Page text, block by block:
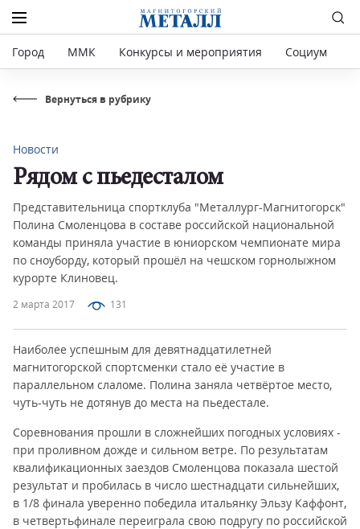
Город ММК Конкурсы и мероприятия Социум
Вернуться в рубрику
2 марта 2017 131
Новости
Рядом с пьедесталом
Представительница спортклуба "Металлург-Магнитогорск"
Полина Смоленцова в составе российской национальной
команды приняла участие в юниорском чемпионате мира
по сноуборду, который прошёл на чешском горнолыжном
курорте Клиновец.
Наиболее успешным для девятнадцатилетней
магнитогорской спортсменки стало её участие в
параллельном слаломе. Полина заняла четвёртое место,
чуть-чуть не дотянув до места на пьедестале.
Соревнования прошли в сложнейших погодных условиях -
при проливном дожде и сильном ветре. По результатам
квалификационных заездов Смоленцова показала шестой
результат и пробилась в число шестнадцати сильнейших,
в 1/8 финала уверенно победила итальянку Эльзу Каффонт,
в четвертьфинале переиграла свою подругу по российской